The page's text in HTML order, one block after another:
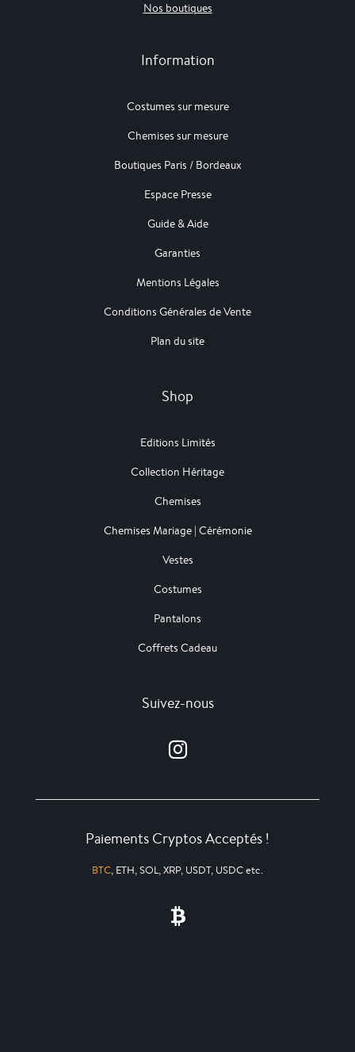
Nos boutiques
Information
Costumes sur mesure
Chemises sur mesure
Boutiques Paris / Bordeaux
Espace Presse
Guide & Aide
Garanties
Mentions Légales
Conditions Générales de Vente
Plan du site
Shop
Editions Limités
Collection Héritage
Chemises
Chemises Mariage | Cérémonie
Vestes
Costumes
Pantalons
Coffrets Cadeau
Suivez-nous
Paiements Cryptos Acceptés !
BTC, ETH, SOL, XRP, USDT, USDC etc.